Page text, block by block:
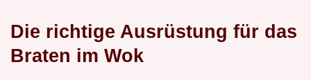
Die richtige Ausrüstung für das
Braten im Wok